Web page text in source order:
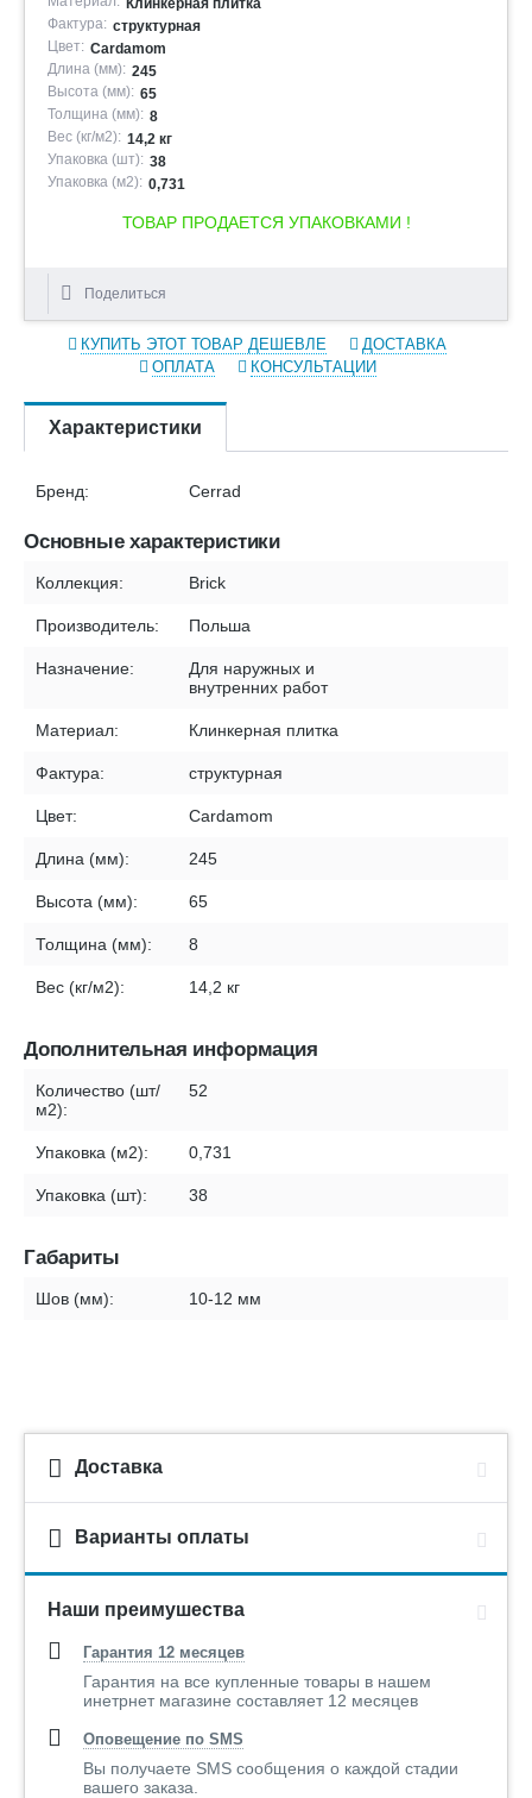
Клинкерная плитка
Фактура: структурная
Цвет: Cardamom
Длина (мм): 245
Высота (мм): 65
Толщина (мм): 8
Вес (кг/м2): 14,2 кг
Упаковка (шт): 38
Упаковка (м2): 0,731
ТОВАР ПРОДАЕТСЯ УПАКОВКАМИ !
Поделиться
КУПИТЬ ЭТОТ ТОВАР ДЕШЕВЛЕ
ДОСТАВКА
ОПЛАТА
КОНСУЛЬТАЦИИ
Характеристики
Бренд: Cerrad
Основные характеристики
Коллекция: Brick
Производитель: Польша
Назначение:
Для наружных и
внутренних работ
Материал: Клинкерная плитка
Фактура: структурная
Цвет: Cardamom
Длина (мм): 245
Высота (мм): 65
Толщина (мм): 8
Вес (кг/м2): 14,2 кг
Дополнительная информация
Количество (шт/
м2):
52
Упаковка (м2): 0,731
Упаковка (шт): 38
Габариты
Шов (мм): 10-12 мм
Доставка
Варианты оплаты
Наши преимушества
Гарантия 12 месяцев
Гарантия на все купленные товары в нашем
инетрнет магазине составляет 12 месяцев
Оповещение по SMS
Вы получаете SMS сообщения о каждой стадии
вашего заказа.